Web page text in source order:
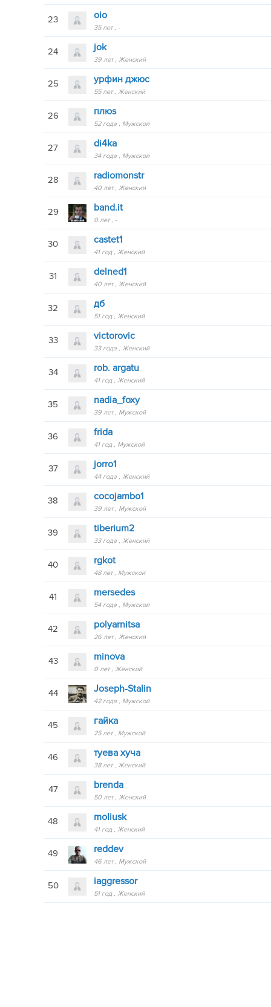
23 oio
35 лет -
24 jok
39 лет Женский
25 урфин джюс
55 лет Женский
26 плюs
52 года Мужской
27 di4ka
34 года Мужской
28 radiomonstr
40 лет Женский
29 band.it
0 лет -
30 castet1
41 год Женский
31 delned1
40 лет Женский
32 дб
51 год Женский
33 victorovic
33 года Женский
34 rob. argatu
41 год Женский
35 nadia_foxy
39 лет Мужской
36 frida
41 год Мужской
37 jorro1
44 года Женский
38 cocojambo1
39 лет Мужской
39 tiberium2
33 года Женский
40 rgkot
48 лет Мужской
41 mersedes
54 года Мужской
42 polyarnitsa
26 лет Женский
43 minova
0 лет Женский
44 Joseph-Stalin
42 года Мужской
45 гайка
25 лет Мужской
46 туева хуча
38 лет Женский
47 brenda
50 лет Женский
48 moliusk
41 год Женский
49 reddev
46 лет Мужской
50 iaggressor
51 год Женский